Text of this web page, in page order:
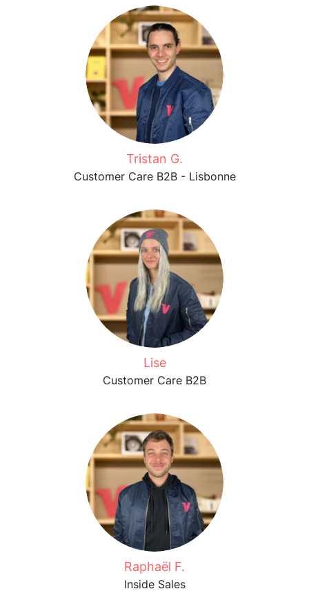
Tristan G.
Customer Care B2B - Lisbonne
Lise
Customer Care B2B
Raphaël F.
Inside Sales